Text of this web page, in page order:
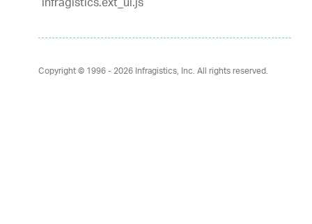
Copyright © 1996 - 2026Infragistics, Inc. All rights reserved.